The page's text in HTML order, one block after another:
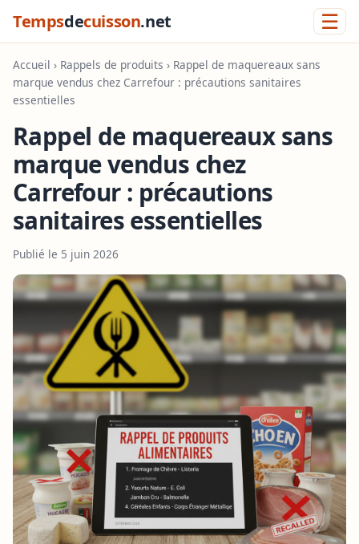
Tempsdecuisson.net ☰
Accueil › Rappels de produits › Rappel de maquereaux sans
marque vendus chez Carrefour : précautions sanitaires
essentielles
Rappel de maquereaux sans
marque vendus chez
Carrefour : précautions
sanitaires essentielles
Publié le 5 juin 2026